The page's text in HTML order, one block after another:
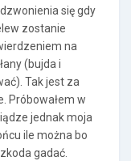
się gdy
zostanie
na
(bujda i
Tak jest za
Próbowałem w
jednak moja
ile można bo
gadać.